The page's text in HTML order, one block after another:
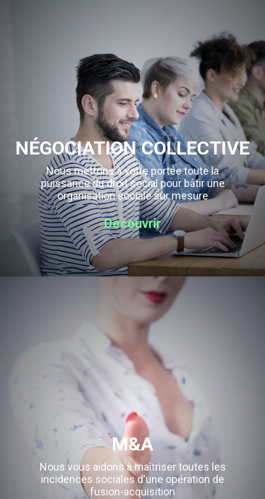
NÉGOCIATION COLLECTIVE
Nous mettons à votre portée toute la
puissance du droit social pour bâtir une
organisation sociale sur mesure
Découvrir
M&A
Nous vous aidons à maîtriser toutes les
incidences sociales d'une opération de
fusion-acquisition